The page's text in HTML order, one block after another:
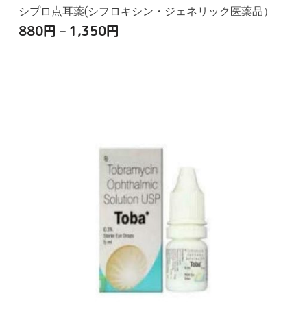
シプロ点耳薬(シフロキシン・ジェネリック医薬品）
880円 – 1,350円